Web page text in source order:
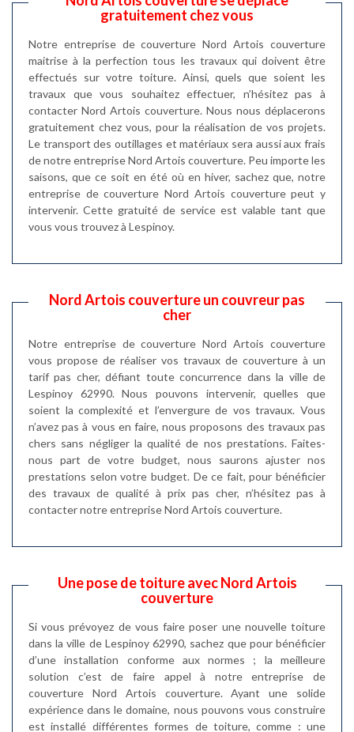
gratuitement chez vous
Notre entreprise de couverture Nord Artois couverture
maitrise à la perfection tous les travaux qui doivent être
effectués sur votre toiture. Ainsi, quels que soient les
travaux que vous souhaitez effectuer, n’hésitez pas à
contacter Nord Artois couverture. Nous nous déplacerons
gratuitement chez vous, pour la réalisation de vos projets.
Le transport des outillages et matériaux sera aussi aux frais
de notre entreprise Nord Artois couverture. Peu importe les
saisons, que ce soit en été où en hiver, sachez que, notre
entreprise de couverture Nord Artois couverture peut y
intervenir. Cette gratuité de service est valable tant que
vous vous trouvez à Lespinoy.
Nord Artois couverture un couvreur pas
cher
Notre entreprise de couverture Nord Artois couverture
vous propose de réaliser vos travaux de couverture à un
tarif pas cher, défiant toute concurrence dans la ville de
Lespinoy 62990. Nous pouvons intervenir, quelles que
soient la complexité et l’envergure de vos travaux. Vous
n’avez pas à vous en faire, nous proposons des travaux pas
chers sans négliger la qualité de nos prestations. Faites-
nous part de votre budget, nous saurons ajuster nos
prestations selon votre budget. De ce fait, pour bénéficier
des travaux de qualité à prix pas cher, n’hésitez pas à
contacter notre entreprise Nord Artois couverture.
Une pose de toiture avec Nord Artois
couverture
Si vous prévoyez de vous faire poser une nouvelle toiture
dans la ville de Lespinoy 62990, sachez que pour bénéficier
d’une installation conforme aux normes ; la meilleure
solution c’est de faire appel à notre entreprise de
couverture Nord Artois couverture. Ayant une solide
expérience dans le domaine, nous pouvons vous construire
est installé différentes formes de toiture, comme : une